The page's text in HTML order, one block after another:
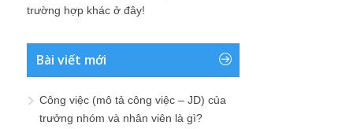
trường hợp khác ở đây!
Bài viết mới
Công việc (mô tả công việc – JD) của
trưởng nhóm và nhân viên là gì?